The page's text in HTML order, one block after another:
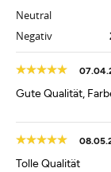
Neutral
Negativ
Gute Qualität,
Tolle Qualität